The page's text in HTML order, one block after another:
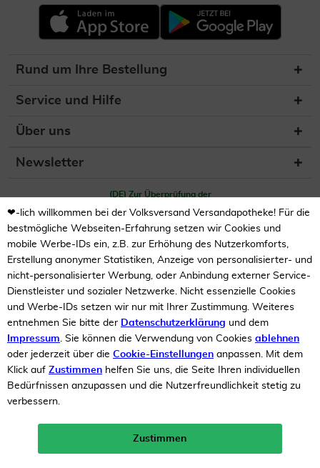
10%
Neukunden-Rabatt ab 49€!
mehr erfahren >
Rund um Ihre Bestellung
Service und Hilfe
Über uns
Newsletter
(DE) Zur Überprüfung der
hier klicken
Unsere Auszeichnungen
❤-lich willkommen bei der Volksversand Versandapotheke! Für die
bestmögliche Webseiten-Erfahrung setzen wir Cookies und
mobile Werbe-IDs ein, z.B. zur Erhöhung des Nutzerkomforts,
Erstellung anonymer Statistiken, Anzeige von personalisierter- und
nicht-personalisierter Werbung, oder Anbindung externer Service-
Dienstleister und sozialer Netzwerke. Nicht essenzielle Cookies
und Werbe-IDs setzen wir nur mit Ihrer Zustimmung. Weiteres
entnehmen Sie bitte der Datenschutzerklärung und dem
Impressum. Sie können die Verwendung von Cookies ablehnen
oder jederzeit über die Cookie-Einstellungen anpassen. Mit dem
Klick auf Zustimmen helfen Sie uns, die Seite Ihren individuellen
Bedürfnissen anzupassen und die Nutzerfreundlichkeit stetig zu
verbessern.
Zustimmen